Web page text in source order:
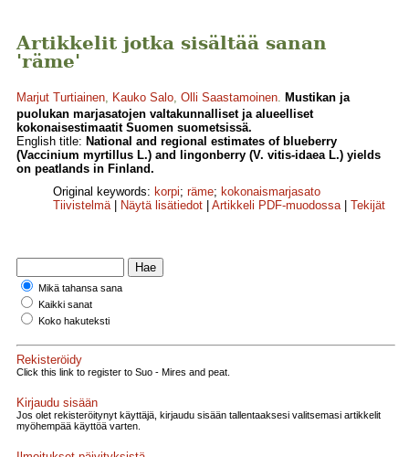
Artikkelit jotka sisältää sanan
'räme'
Marjut Turtiainen, Kauko Salo, Olli Saastamoinen. Mustikan ja
puolukan marjasatojen valtakunnalliset ja alueelliset
kokonaisestimaatit Suomen suometsissä.
English title: National and regional estimates of blueberry
(Vaccinium myrtillus L.) and lingonberry (V. vitis-idaea L.) yields
on peatlands in Finland.
Original keywords: korpi; räme; kokonaismarjasato
Tiivistelmä| Näytä lisätiedot Artikkeli PDF-muodossa| Tekijät
Mikä tahansa sana
Kaikki sanat
Koko hakuteksti
Rekisteröidy
Click this link to register to Suo - Mires and peat.
Kirjaudu sisään
Jos olet rekisteröitynyt käyttäjä, kirjaudu sisään tallentaaksesi valitsemasi artikkelit
myöhempää käyttöä varten.